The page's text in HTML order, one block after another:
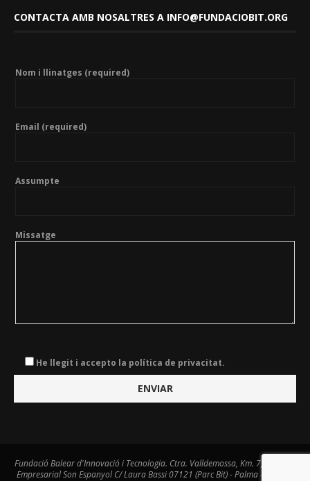
CONTACTA AMB NOSALTRES A INFO@FUNDACIOBIT.ORG
Nom i llinatges (required)
Email (required)
Assumpte
Missatge
He llegit i accepto la política de privacitat.
Fundació Balear d'Innovació i Tecnologia. Ctra. Valldemossa, Km. 7,4. Centre
Empresarial Son Espanyol C/ Laura Bassi 07121 (Parc Bit) - Palma - Tel. 971